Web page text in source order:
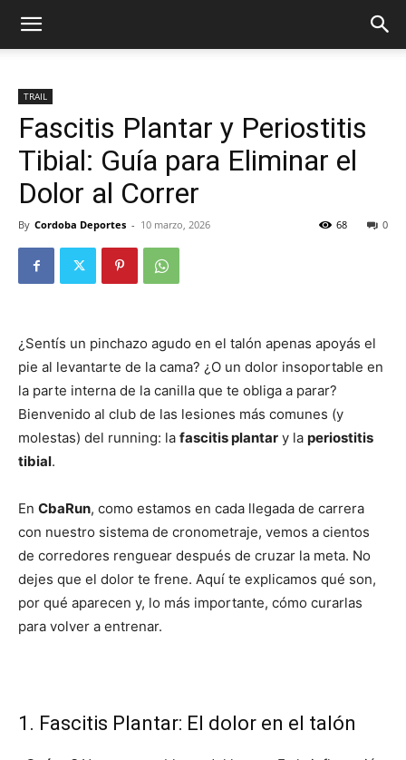
TRAIL
Fascitis Plantar y Periostitis
Tibial: Guía para Eliminar el
Dolor al Correr
By Cordoba Deportes - 10 marzo, 2026 0
68
¿Sentís un pinchazo agudo en el talón apenas apoyás el
pie al levantarte de la cama? ¿O un dolor insoportable en
la parte interna de la canilla que te obliga a parar?
Bienvenido al club de las lesiones más comunes (y
molestas) del running: la fascitis plantar y la periostitis
tibial.
En CbaRun, como estamos en cada llegada de carrera
con nuestro sistema de cronometraje, vemos a cientos
de corredores renguear después de cruzar la meta. No
dejes que el dolor te frene. Aquí te explicamos qué son,
por qué aparecen y, lo más importante, cómo curarlas
para volver a entrenar.
1. Fascitis Plantar: El dolor en el talón